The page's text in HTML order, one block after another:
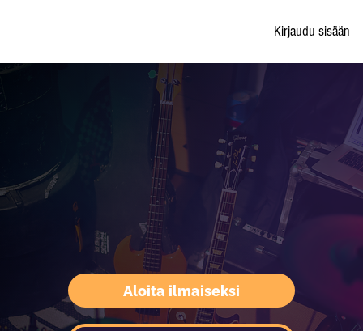
Kirjaudu sisään
Aloita ilmaiseksi